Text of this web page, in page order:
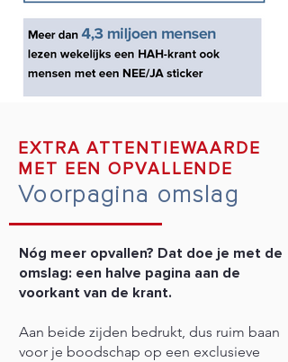
EXTRA ATTENTIEWAARDE
MET EEN OPVALLENDE
Voorpagina omslag
Nóg meer opvallen? Dat doe je met de
omslag: een halve pagina aan de
voorkant van de krant.
Aan beide zijden bedrukt, dus ruim baan
voor je boodschap op een exclusieve